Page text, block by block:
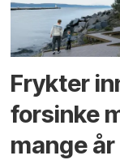
Frykter
forsinke
mange år